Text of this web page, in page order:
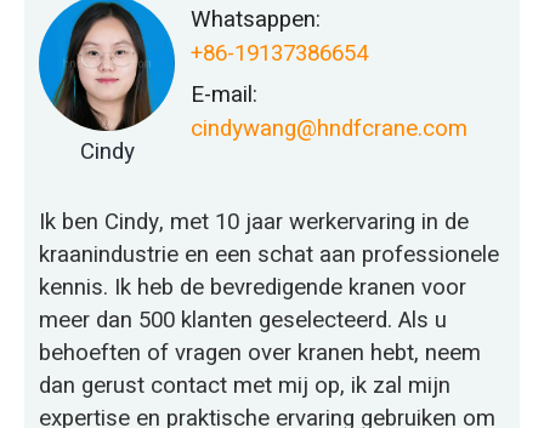
Cindy
Whatsappen:
+86-19137386654
E-mail:
cindywang@hndfcrane.com
Ik ben Cindy, met 10 jaar werkervaring in de
kraanindustrie en een schat aan professionele
kennis. Ik heb de bevredigende kranen voor
meer dan 500 klanten geselecteerd. Als u
behoeften of vragen over kranen hebt, neem
dan gerust contact met mij op, ik zal mijn
expertise en praktische ervaring gebruiken om